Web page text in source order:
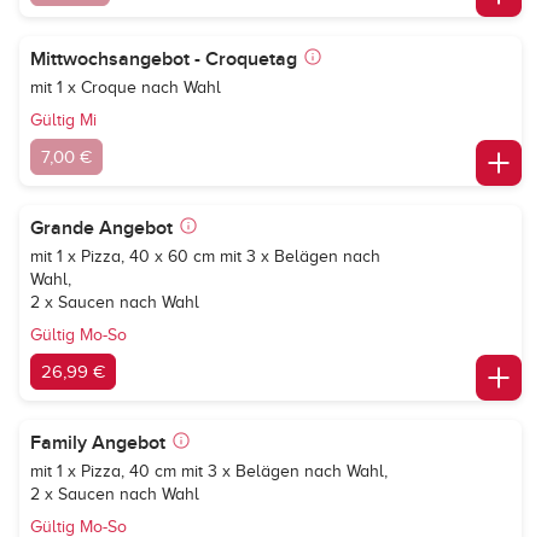
Mittwochsangebot - Croquetag
mit 1 x Croque nach Wahl
Gültig Mi
7,00 €
Grande Angebot
mit 1 x Pizza, 40 x 60 cm mit 3 x Belägen nach
Wahl,
2 x Saucen nach Wahl
Gültig Mo-So
26,99 €
Family Angebot
mit 1 x Pizza, 40 cm mit 3 x Belägen nach Wahl,
2 x Saucen nach Wahl
Gültig Mo-So